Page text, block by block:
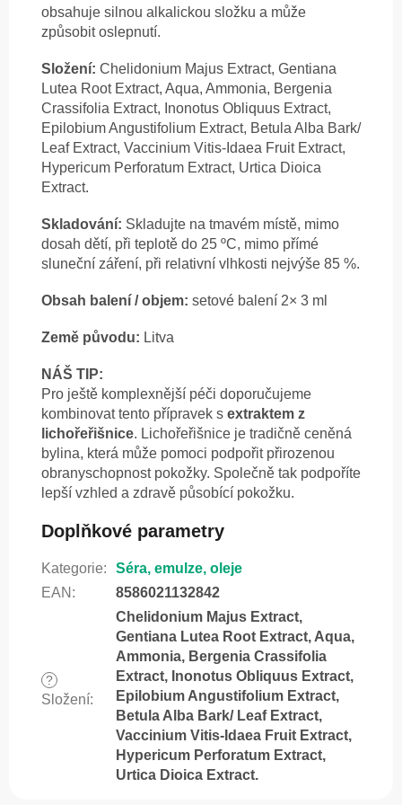
obsahuje silnou alkalickou složku a může
způsobit oslepnutí.
Složení: Chelidonium Majus Extract, Gentiana
Lutea Root Extract, Aqua, Ammonia, Bergenia
Crassifolia Extract, Inonotus Obliquus Extract,
Epilobium Angustifolium Extract, Betula Alba Bark/
Leaf Extract, Vaccinium Vitis-Idaea Fruit Extract,
Hypericum Perforatum Extract, Urtica Dioica
Extract.
Skladování: Skladujte na tmavém místě, mimo
dosah dětí, při teplotě do 25 ºC, mimo přímé
sluneční záření, při relativní vlhkosti nejvýše 85 %.
Obsah balení / objem: setové balení 2× 3 ml
Země původu: Litva
NÁŠ TIP:
Pro ještě komplexnější péči doporučujeme
kombinovat tento přípravek s extraktem z
lichořeřišnice. Lichořeřišnice je tradičně ceněná
bylina, která může pomoci podpořit přirozenou
obranyschopnost pokožky. Společně tak podpoříte
lepší vzhled a zdravě působící pokožku.
Doplňkové parametry
Kategorie:
Séra, emulze, oleje
EAN : 8586021132842
?
Složení:
Chelidonium Majus Extract,
Gentiana Lutea Root Extract, Aqua,
Ammonia, Bergenia Crassifolia
Extract, Inonotus Obliquus Extract,
Epilobium Angustifolium Extract,
Betula Alba Bark/ Leaf Extract,
Vaccinium Vitis-Idaea Fruit Extract,
Hypericum Perforatum Extract,
Urtica Dioica Extract.